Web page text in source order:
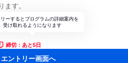
す。
ーするとプログラムの詳細案内を
受け取れるようになります
締切：あと5日
エントリー画面へ